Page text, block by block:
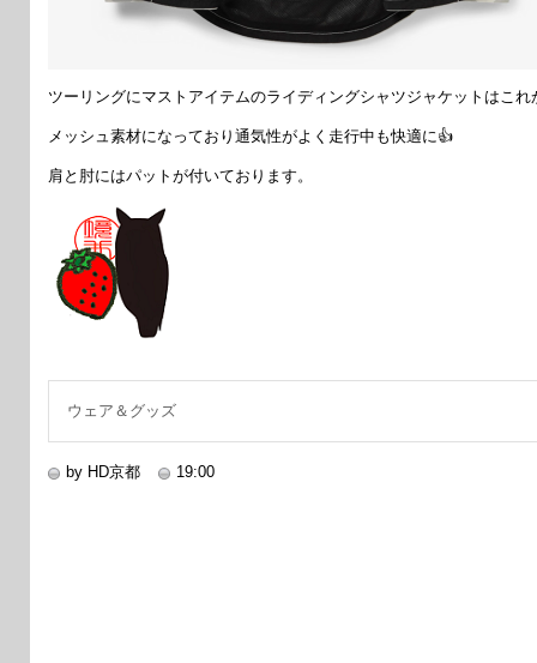
ツーリングにマストアイテムのライディングシャツジャケットはこ
メッシュ素材になっており通気性がよく走行中も快適に👍
肩と肘にはパットが付いております。
ウェア＆グッズ
by HD京都 19:00